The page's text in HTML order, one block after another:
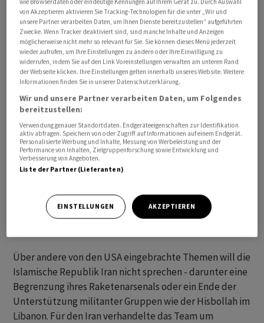
Teheran die Aufhebung harter Wirtschaftssanktionen.
Am Mittwoch übermittelte der Iran einen ersten
Entwurf für ein neues Abkommen - Details des Entwurfs
wurden nicht bekannt.
Über andere von den USA eingebrachte Themen will die
Islamische Republik Iran nicht sprechen - darunter eine
Begrenzung ihres Raketenarsenals oder ein Ende der
Unterstützung militanter Gruppen wie der Hisbollah im
Libanon. Für den Iran verhandelte das Team um
von Akzeptieren aktivieren Sie Tracking-Technologien für die unter „Wir und
unsere Partner verarbeiten Daten, um Ihnen Dienste bereitzustellen“ aufgeführten
Zwecke. Wenn Tracker deaktiviert sind, sind manche Inhalte und Anzeigen
möglicherweise nicht mehr so relevant für Sie. Sie können dieses Menü jederzeit
wieder aufrufen, um Ihre Einstellungen zu ändern oder Ihre Einwilligung zu
widerrufen, indem Sie auf den Link Voreinstellungen verwalten am unteren Rand
der Webseite klicken. Ihre Einstellungen gelten innerhalb unseres Website. Weitere
Informationen finden Sie in unserer Datenschutzerklärung.
Wir und unsere Partner verarbeiten Daten, um Folgendes
bereitzustellen:
Verwendung genauer Standortdaten. Endgeräteeigenschaften zur Identifikation
aktiv abfragen. Speichern von oder Zugriff auf Informationen auf einem Endgerät.
Personalisierte Werbung und Inhalte, Messung von Werbeleistung und der
Performance von Inhalten, Zielgruppenforschung sowie Entwicklung und
Verbesserung von Angeboten.
Liste der Partner (Lieferanten)
EINSTELLUNGEN AKZEPTIEREN